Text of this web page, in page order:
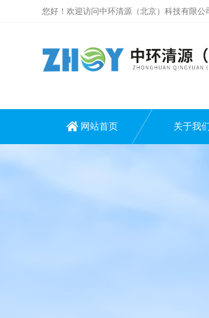
您好！欢迎访问中环清源（北京）科技有限公
网站首页 关于我